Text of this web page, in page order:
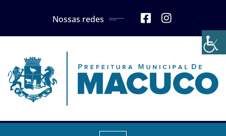
Nossas redes